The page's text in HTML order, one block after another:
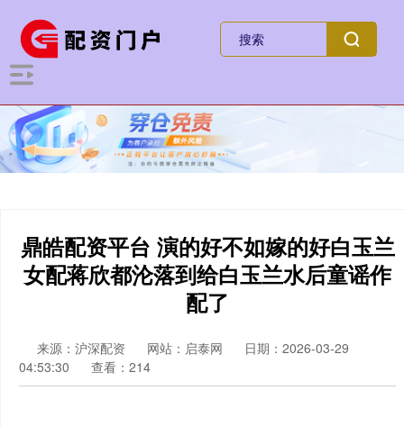
鼎皓配资平台 演的好不如嫁的好白玉兰
女配蒋欣都沦落到给白玉兰水后童谣作
配了
来源：沪深配资 网站：启泰网
日期：2026-03-29
04:53:30
查看：214